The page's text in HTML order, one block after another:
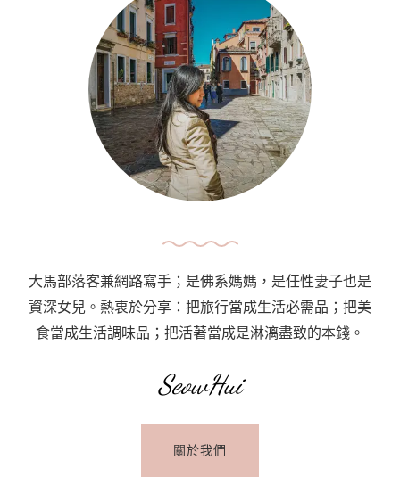
大馬部落客兼網路寫手；是佛系媽媽，是任性妻子也是
資深女兒。熱衷於分享：把旅行當成生活必需品；把美
食當成生活調味品；把活著當成是淋漓盡致的本錢。
SeowHui
關於我們